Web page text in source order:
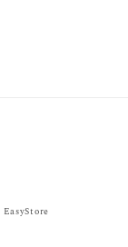
EasyStore